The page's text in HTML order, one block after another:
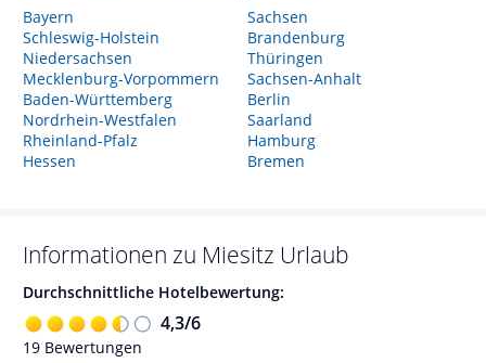
Bayern
Schleswig-Holstein
Niedersachsen
Mecklenburg-Vorpommern
Baden-Württemberg
Nordrhein-Westfalen
Rheinland-Pfalz
Hessen
Sachsen
Brandenburg
Thüringen
Sachsen-Anhalt
Berlin
Saarland
Hamburg
Bremen
Informationen zu Miesitz Urlaub
Durchschnittliche Hotelbewertung:
4,3/6
19 Bewertungen